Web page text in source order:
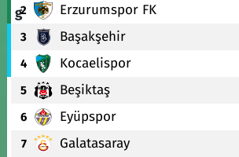
2 Erzurumspor FK
3 Başakşehir
4 Kocaelispor
5 Beşiktaş
6 Eyüpspor
7 Galatasaray